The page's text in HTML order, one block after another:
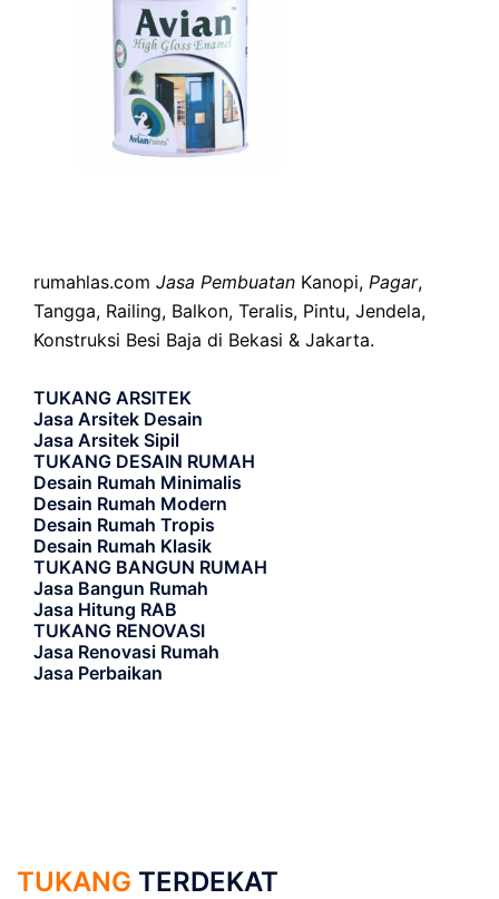
rumahlas.com Jasa Pembuatan Kanopi, Pagar,
Tangga, Railing, Balkon, Teralis, Pintu, Jendela,
Konstruksi Besi Baja di Bekasi & Jakarta.
TUKANG ARSITEK
Jasa Arsitek Desain
Jasa Arsitek Sipil
TUKANG DESAIN RUMAH
Desain Rumah Minimalis
Desain Rumah Modern
Desain Rumah Tropis
Desain Rumah Klasik
TUKANG BANGUN RUMAH
Jasa Bangun Rumah
Jasa Hitung RAB
TUKANG RENOVASI
Jasa Renovasi Rumah
Jasa Perbaikan
TUKANG TERDEKAT